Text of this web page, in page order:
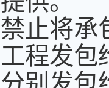
止将承
程发